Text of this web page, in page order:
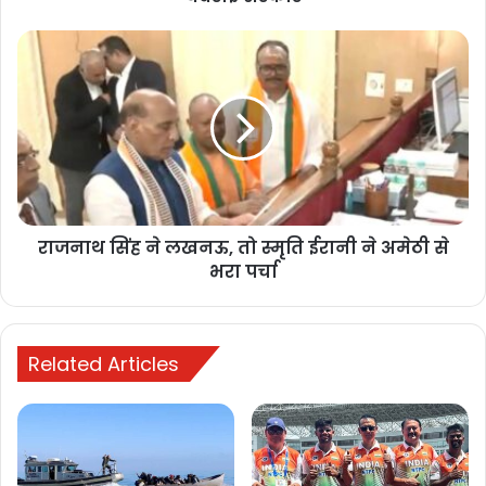
bulandmedia
Buland media today news
राजनाथ
लखनऊ,
तो
स्मृति
ईरानी
ने
अमेठी
राजनाथ सिंह ने लखनऊ, तो स्मृति ईरानी ने अमेठी से
भरा पर्चा
Related Articles